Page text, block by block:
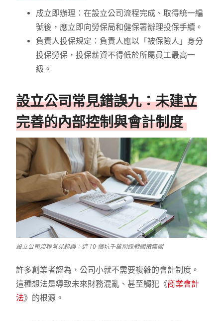
成立即辦理：在設立公司流程完成、取得統一編
號後，應立即向勞保局和健保署辦理投保手續。
負責人投保規定：負責人應以「被保險人」身分
投保勞保，投保薪資不得低於所屬員工最高一
級。
設立公司常見錯誤九：未建立
完善的內部控制與會計制度
設立公司流程常見錯誤：這 10 個坑千萬別踩戰國策集團
許多創業者認為，公司小就不需要複雜的會計制度。
這種想法是導致未來財務混亂、甚至觸犯《商業會計
法》的根源。